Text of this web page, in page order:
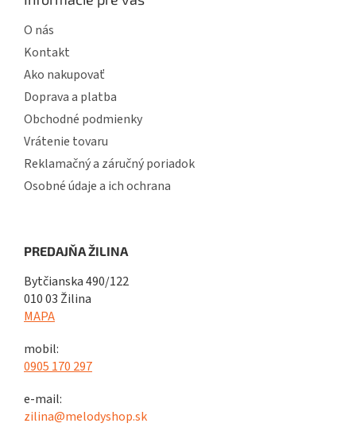
O nás
Kontakt
Ako nakupovať
Doprava a platba
Obchodné podmienky
Vrátenie tovaru
Reklamačný a záručný poriadok
Osobné údaje a ich ochrana
PREDAJŇA ŽILINA
Bytčianska 490/122
010 03 Žilina
MAPA
mobil:
0905 170 297
e-mail:
zilina@melodyshop.sk